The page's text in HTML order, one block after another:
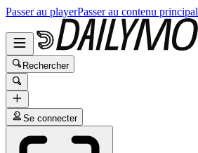
Passer au playerPasser au contenu principal
Rechercher
Se connecter